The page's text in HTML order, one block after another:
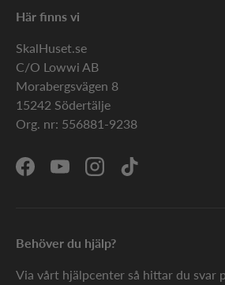
Här finns vi
SkalHuset.se
C/O Lowwi AB
Morabergsvägen 8
15242 Södertälje
Org. nr: 556881-9238
FacebookYouTubeInstagramTikTok
Behöver du hjälp?
Via vårt hjälpcenter så hittar du svar